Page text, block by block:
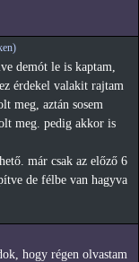
demót le is kaptam,
érdekel valakit rajtam
meg, aztán sosem
meg. pedig akkor is
már csak az előző 6
de félbe van hagyva
hogy régen olvastam